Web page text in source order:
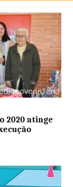
2020 atinge